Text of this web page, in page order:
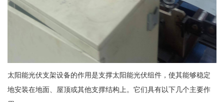
太阳能光伏支架设备的作用是支撑太阳能光伏组件，使其能够稳定
地安装在地面、屋顶或其他支撑结构上。它们具有以下几个主要作